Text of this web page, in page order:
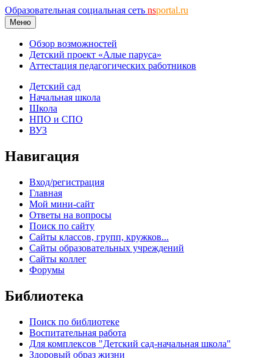
Образовательная социальная сеть nsportal.ru
Меню
Обзор возможностей
Детский проект «Алые паруса»
Аттестация педагогических работников
Детский сад
Начальная школа
Школа
НПО и СПО
ВУЗ
Навигация
Вход/регистрация
Главная
Мой мини-сайт
Ответы на вопросы
Поиск по сайту
Сайты классов, групп, кружков...
Сайты образовательных учреждений
Сайты коллег
Форумы
Библиотека
Поиск по библиотеке
Воспитательная работа
Для комплексов "Детский сад-начальная школа"
Здоровый образ жизни